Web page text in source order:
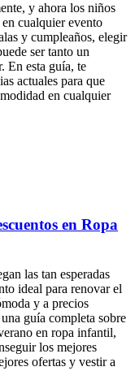
y ahora los niños
cualquier evento
y cumpleaños, elegir
ser tanto un
En esta guía, te
actuales para que
en cualquier
en Ropa
las tan esperadas
ideal para renovar el
y a precios
guía completa sobre
en ropa infantil,
los mejores
ofertas y vestir a